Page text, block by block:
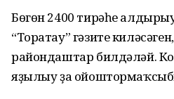
Бөгөн 2400 тирәһе
“Торатау” гәзите
райондаштар билдәләй.
яҙылыу ҙа